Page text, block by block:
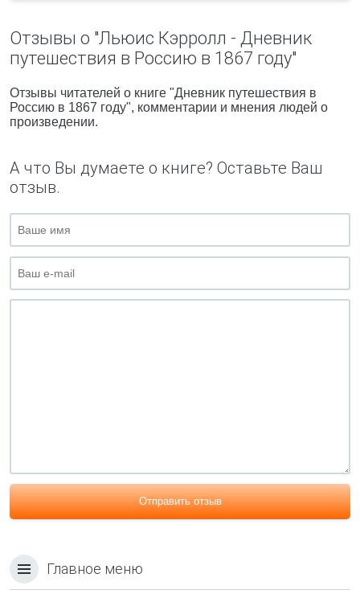
Отзывы о "Льюис Кэрролл - Дневник
путешествия в Россию в 1867 году"
Отзывы читателей о книге "Дневник путешествия в
Россию в 1867 году", комментарии и мнения людей о
произведении.
А что Вы думаете о книге? Оставьте Ваш
отзыв.
Отправить отзыв
Главное меню